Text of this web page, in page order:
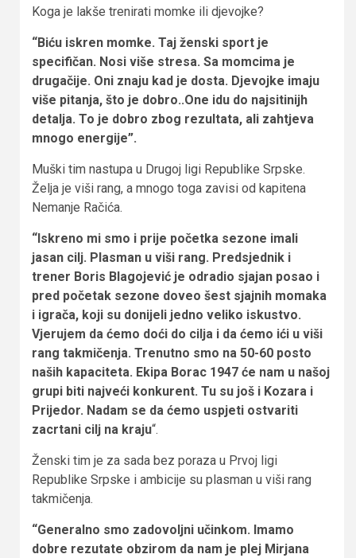
Koga je lakše trenirati momke ili djevojke?
“Biću iskren momke. Taj ženski sport je
specifičan. Nosi više stresa. Sa momcima je
drugačije. Oni znaju kad je dosta. Djevojke imaju
više pitanja, što je dobro..One idu do najsitinijh
detalja. To je dobro zbog rezultata, ali zahtjeva
mnogo energije”.
Muški tim nastupa u Drugoj ligi Republike Srpske.
Želja je viši rang, a mnogo toga zavisi od kapitena
Nemanje Račića.
“Iskreno mi smo i prije početka sezone imali
jasan cilj. Plasman u viši rang. Predsjednik i
trener Boris Blagojević je odradio sjajan posao i
pred početak sezone doveo šest sjajnih momaka
i igrača, koji su donijeli jedno veliko iskustvo.
Vjerujem da ćemo doći do cilja i da ćemo ići u viši
rang takmičenja. Trenutno smo na 50-60 posto
naših kapaciteta. Ekipa Borac 1947 će nam u našoj
grupi biti najveći konkurent. Tu su još i Kozara i
Prijedor. Nadam se da ćemo uspjeti ostvariti
zacrtani cilj na kraju“.
Ženski tim je za sada bez poraza u Prvoj ligi
Republike Srpske i ambicije su plasman u viši rang
takmičenja.
“Generalno smo zadovoljni učinkom. Imamo
dobre rezutate obzirom da nam je plej Mirjana